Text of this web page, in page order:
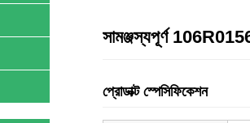
সামঞ্জস্যপূর্ণ
প্রোডাক্ট স্পেসিফিকেশন